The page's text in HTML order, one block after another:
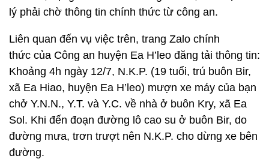
lý phải chờ thông tin chính thức từ công an.
Liên quan đến vụ việc trên, trang Zalo chính
thức của Công an huyện Ea H’leo đăng tải thông tin:
Khoảng 4h ngày 12/7, N.K.P. (19 tuổi, trú buôn Bir,
xã Ea Hiao, huyện Ea H’leo) mượn xe máy của bạn
chở Y.N.N., Y.T. và Y.C. về nhà ở buôn Kry, xã Ea
Sol. Khi đến đoạn đường lô cao su ở buôn Bir, do
đường mưa, trơn trượt nên N.K.P. cho dừng xe bên
đường.